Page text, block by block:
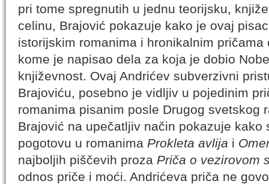
pri tome spregnutih u jednu teorijsku,
celinu, Brajović pokazuje kako je ovaj
istorijskim romanima i hronikalnim
kome je napisao dela za koja je dobio
književnost. Ovaj Andrićev subverzivni
Brajoviću, posebno je vidljiv u pojedinim
romanima pisanim posle Drugog svetskog
Brajović na upečatljiv način pokazuje kako
pogotovu u romanima Prokleta avlija i
najboljih piščevih proza Priča o vezirovom
odnos priče i moći. Andrićeva priča ne